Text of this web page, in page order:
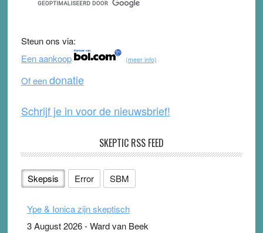
e
b
o
o
k
er T
b
e
d
Steun ons via:
Een aankoop
(meer info)
Of eendonatie
Schrijf je in voor de nieuwsbrief!
SKEPTIC RSS FEED
Skepsis Error SBM
Ype & Ionica zijn skeptisch
3 August 2026-Ward van Beek